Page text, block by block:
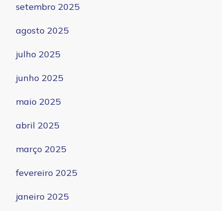
setembro 2025
agosto 2025
julho 2025
junho 2025
maio 2025
abril 2025
março 2025
fevereiro 2025
janeiro 2025